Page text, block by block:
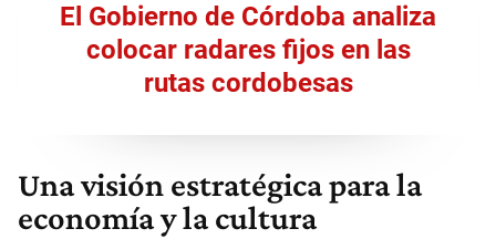
El Gobierno de Córdoba analiza
colocar radares fijos en las
rutas cordobesas
Una visión estratégica para la
economía y la cultura